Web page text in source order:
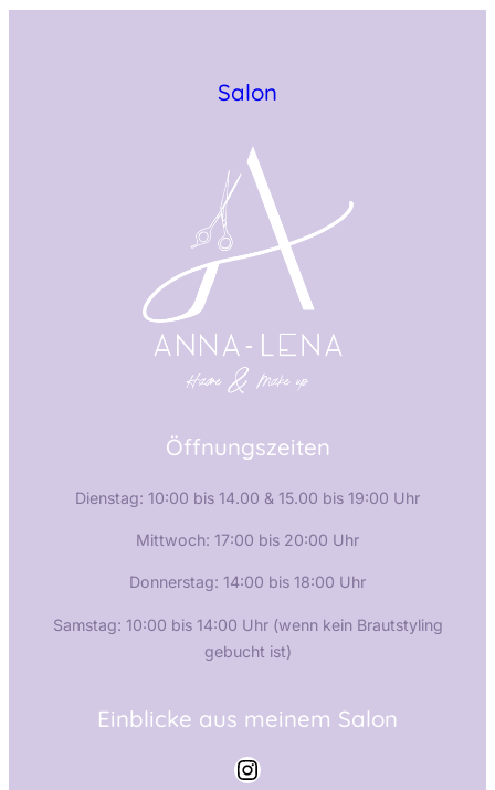
Salon
Öffnungszeiten
Dienstag: 10:00 bis 14.00 & 15.00 bis 19:00 Uhr
Mittwoch: 17:00 bis 20:00 Uhr
Donnerstag: 14:00 bis 18:00 Uhr
Samstag: 10:00 bis 14:00 Uhr (wenn kein Brautstyling
gebucht ist)
Einblicke aus meinem Salon